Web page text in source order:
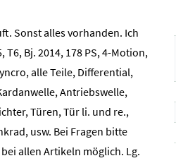
Sonst alles vorhanden. Ich
T6, Bj. 2014, 178 PS, 4-Motion,
alle Teile, Differential,
Antriebswelle,
Türen, Tür li. und re.,
usw. Bei Fragen bitte
allen Artikeln möglich. Lg.